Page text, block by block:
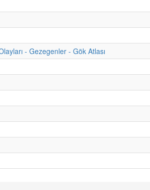
- Gezegenler - Gök Atlası